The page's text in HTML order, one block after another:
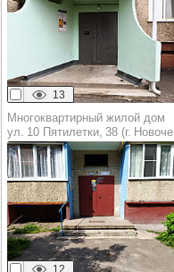
13
Многоквартирный жилой дом
ул. 10 Пятилетки, 38 (г. Новочебоксарск)
12